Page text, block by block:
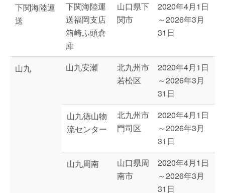
下関海陸運
送
下関海陸運
送福岡支店
箱崎ふ頭倉
庫
山口県下
関市
2020年4月1日
～2026年3月
31日
山九 山九安瀬
北九州市
若松区
2020年4月1日
～2026年3月
31日
山九徳山物
流センター
北九州市
門司区
2020年4月1日
～2026年3月
31日
山九周南
山口県周
南市
2020年4月1日
～2026年3月
31日